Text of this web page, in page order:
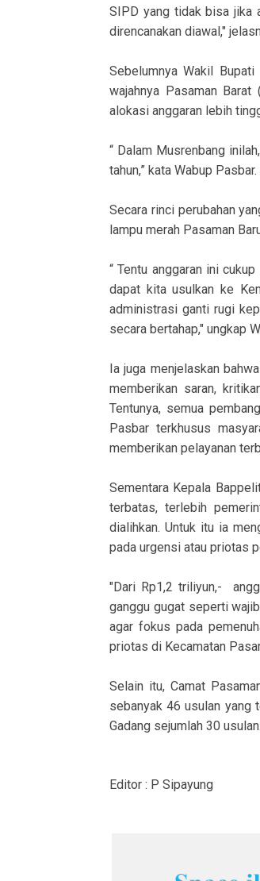
SIPD yang tidak bisa jika
direncanakan diawal,"
Sebelumnya Wakil Bupati
wajahnya Pasaman
alokasi anggaran lebih
“ Dalam Musrenbang
tahun,” kata Wabup Pasbar.
Secara rinci perubahan
lampu merah Pasaman
“ Tentu anggaran ini
dapat kita usulkan ke
administrasi ganti rugi
secara bertahap," ungkap
Ia juga menjelaskan
memberikan saran,
Tentunya, semua
Pasbar terkhusus
memberikan pelayanan
Sementara Kepala
terbatas, terlebih
dialihkan. Untuk itu ia
pada urgensi atau priotas
"Dari Rp1,2 triliyun,-
ganggu gugat seperti
agar fokus pada
priotas di Kecamatan
Selain itu, Camat
sebanyak 46 usulan yang
Gadang sejumlah 30
Editor : P Sipayung